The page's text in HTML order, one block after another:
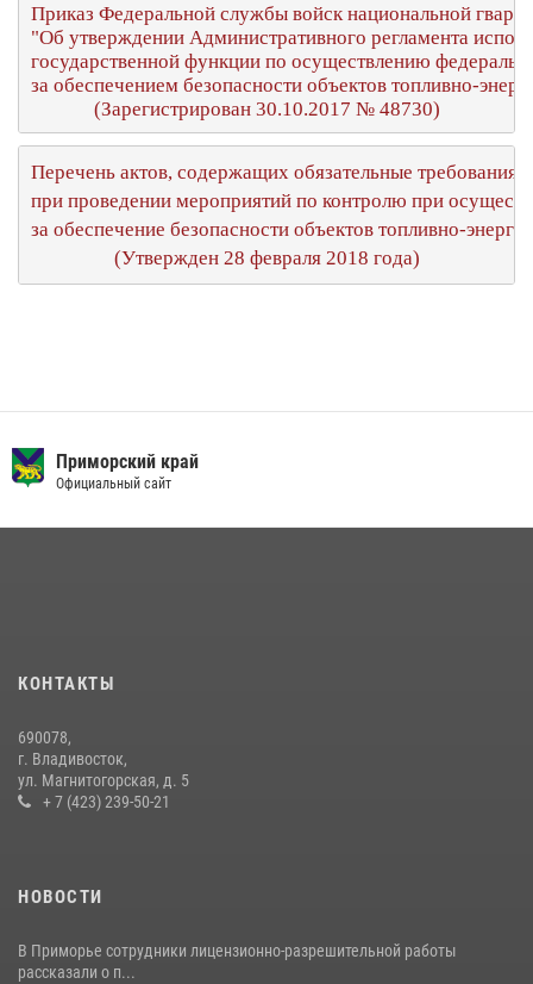
Приказ Федеральной службы войск национальной
"Об утверждении Административного регламента
государственной функции по осуществлению
за обеспечением безопасности объектов топливно-
(Зарегистрирован 30.10.2017 № 48730)
Перечень актов, содержащих обязательные
при проведении мероприятий по контролю при
за обеспечение безопасности объектов топливно-
(Утвержден 28 февраля 2018 года)
Приморский край
Официальный сайт
КОНТАКТЫ
690078,
г. Владивосток,
ул. Магнитогорская, д. 5
+ 7 (423) 239-50-21
НОВОСТИ
В Приморье сотрудники лицензионно-разрешительной работы
рассказали о п...